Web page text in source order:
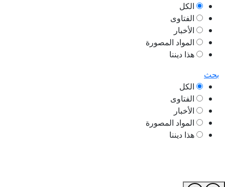
الكل
الفتاوى
الأخبار
المواد المصورة
هذا ديننا
بحث
الكل
الفتاوى
الأخبار
المواد المصورة
هذا ديننا